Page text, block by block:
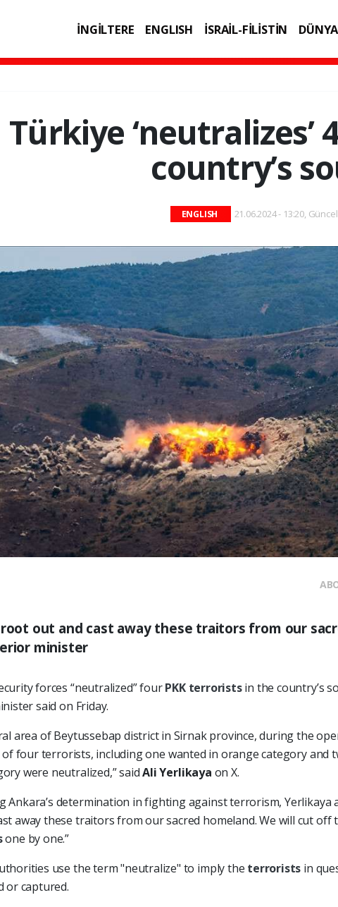
İNGİLTERE ENGLISH İSRAİL-FİLİSTİN DÜNYA
Türkiye ‘neutralizes’
country’s
ENGLISH 21.06.2024 - 13:20,
root out and cast away these traitors from our
minister
forces “neutralized” fourPKK terroristsin the country’s
said on Friday.
area of Beytussebap district in Sirnak province, during the
four terrorists, including one wanted in orange category and
were neutralized,” saidAli Yerlikaya on X.
Ankara’s determination in fighting against terrorism, Yerlikaya
away these traitors from our sacred homeland. We will cut off
one by one.”
use the term "neutralize" to imply the terrorists in
or captured.